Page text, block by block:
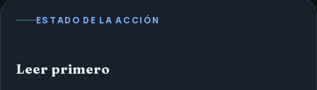
ESTADO DE LA ACCIÓN
Leer primero